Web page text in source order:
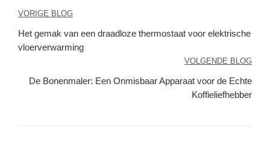
Berichtnavigatie
VORIGE BLOG
Het gemak van een draadloze thermostaat voor elektrische
vloerverwarming
VOLGENDE BLOG
De Bonenmaler: Een Onmisbaar Apparaat voor de Echte
Koffieliefhebber